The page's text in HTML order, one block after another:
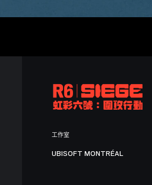
工作室
UBISOFT MONTRÉAL